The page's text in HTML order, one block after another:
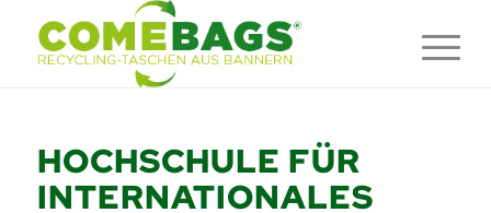
HOCHSCHULE FÜR
INTERNATIONALES